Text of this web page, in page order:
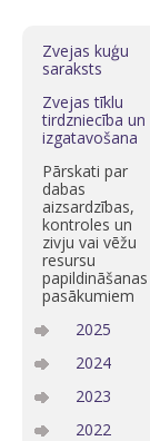
Zvejas kuģu
saraksts
Zvejas tīklu
tirdzniecība un
izgatavošana
Pārskati par
dabas
aizsardzības,
kontroles un
zivju vai vēžu
resursu
papildināšanas
pasākumiem
2025
2024
2023
2022